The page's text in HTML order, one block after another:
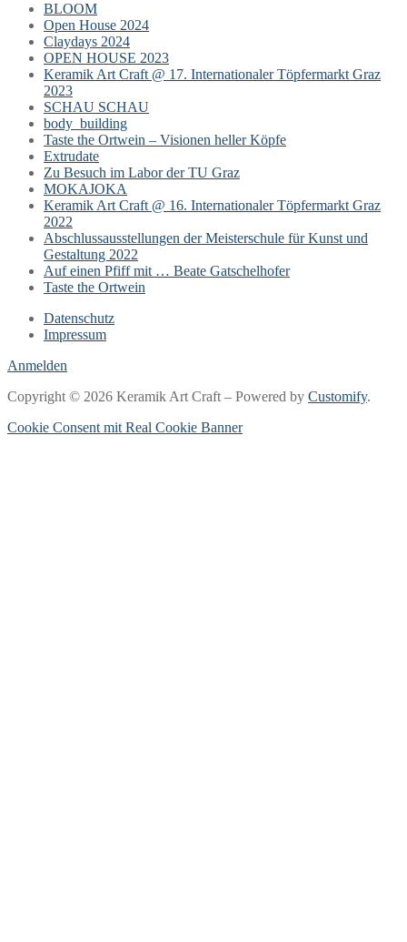
BLOOM
Open House 2024
Claydays 2024
OPEN HOUSE 2023
Keramik Art Craft @ 17. Internationaler Töpfermarkt Graz
2023
SCHAU SCHAU
body_building
Taste the Ortwein – Visionen heller Köpfe
Extrudate
Zu Besuch im Labor der TU Graz
MOKAJOKA
Keramik Art Craft @ 16. Internationaler Töpfermarkt Graz
2022
Abschlussausstellungen der Meisterschule für Kunst und
Gestaltung 2022
Auf einen Pfiff mit … Beate Gatschelhofer
Taste the Ortwein
Datenschutz
Impressum
Anmelden
Copyright © 2026 Keramik Art Craft – Powered by Customify.
Cookie Consent mit Real Cookie Banner